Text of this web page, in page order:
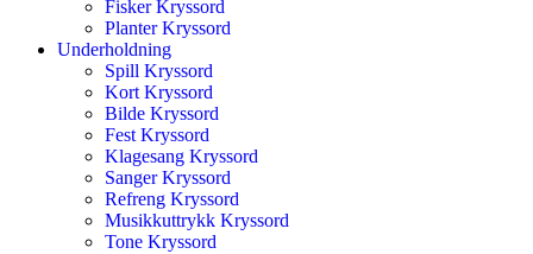
Fisker Kryssord
Planter Kryssord
Underholdning
Spill Kryssord
Kort Kryssord
Bilde Kryssord
Fest Kryssord
Klagesang Kryssord
Sanger Kryssord
Refreng Kryssord
Musikkuttrykk Kryssord
Tone Kryssord